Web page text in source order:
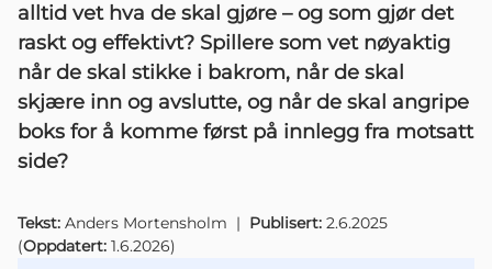
alltid vet hva de skal gjøre – og som gjør det
raskt og effektivt? Spillere som vet nøyaktig
når de skal stikke i bakrom, når de skal
skjære inn og avslutte, og når de skal angripe
boks for å komme først på innlegg fra motsatt
side?
Tekst: Anders Mortensholm | Publisert: 2.6.2025
(Oppdatert: 1.6.2026)